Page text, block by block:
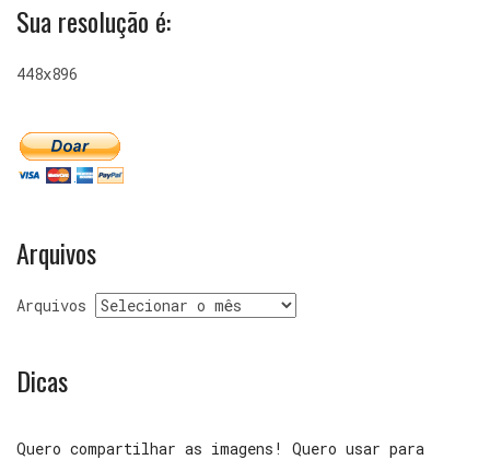
Sua resolução é:
448x896
Arquivos
Arquivos
Dicas
Quero compartilhar as imagens! Quero usar para